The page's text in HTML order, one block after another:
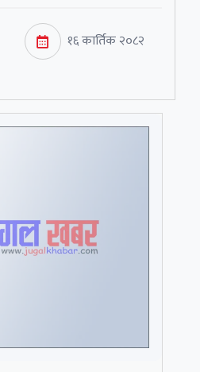
१६ कार्तिक २०८२